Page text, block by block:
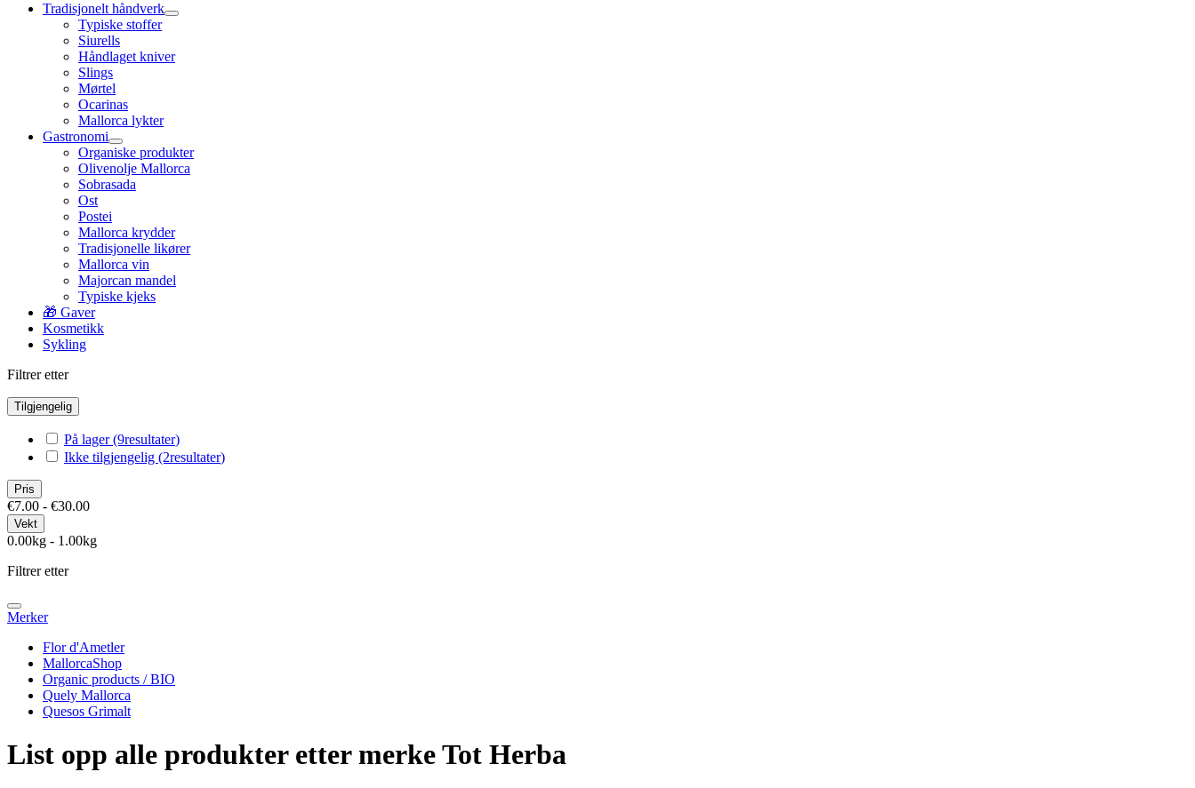
Tradisjonelt håndverk
Typiske stoffer
Siurells
Håndlaget kniver
Slings
Mørtel
Ocarinas
Mallorca lykter
Gastronomi
Organiske produkter
Olivenolje Mallorca
Sobrasada
Ost
Postei
Mallorca krydder
Tradisjonelle likører
Mallorca vin
Majorcan mandel
Typiske kjeks
🎁 Gaver
Kosmetikk
Sykling
Filtrer etter
Tilgjengelig
På lager(9resultater)
Ikke tilgjengelig (2resultater)
Pris
€7.00 - €30.00
Vekt
0.00kg - 1.00kg
Filtrer etter
Merker
Flor d'Ametler
MallorcaShop
Organic products / BIO
Quely Mallorca
Quesos Grimalt
List opp alle produkter etter merke Tot Herba